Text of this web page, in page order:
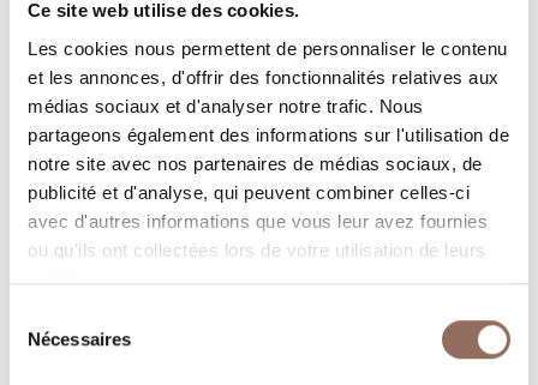
Ce site web utilise des cookies.
Les cookies nous permettent de personnaliser le contenu
et les annonces, d'offrir des fonctionnalités relatives aux
médias sociaux et d'analyser notre trafic. Nous
partageons également des informations sur l'utilisation de
notre site avec nos partenaires de médias sociaux, de
publicité et d'analyse, qui peuvent combiner celles-ci
avec d'autres informations que vous leur avez fournies
ou qu'ils ont collectées lors de votre utilisation de leurs
services.
Nécessaires
Nombre de salles de bains:3
Beds number:7
Vos vacances
dans chaque coin de Langhe Monferrato Roero, tout en
gardant un œil sur la météo en temps réel